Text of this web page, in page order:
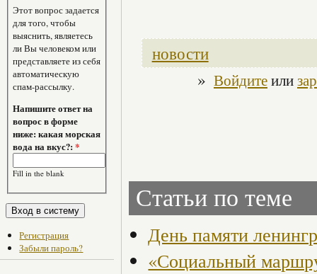
Этот вопрос задается
для того, чтобы
выяснить, являетесь
ли Вы человеком или
представляете из себя
автоматическую
спам-рассылку.
Напишите ответ на
вопрос в форме
ниже: какая морская
вода на вкус?:*
Fill in the blank
Регистрация
Забыли пароль?
новости
» Войдитеили
Статьи по теме
День памяти
«Социальный